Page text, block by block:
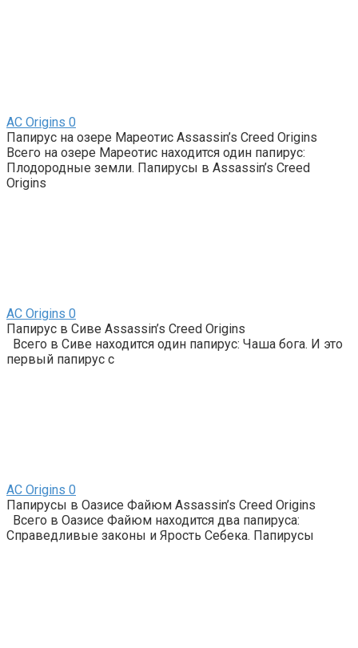
AС Origins 0
Папирус на озере Мареотис Assassin’s Creed Origins
Всего на озере Мареотис находится один папирус:
Плодородные земли. Папирусы в Assassin’s Creed
Origins
AС Origins 0
Папирус в Сиве Assassin’s Creed Origins
Всего в Сиве находится один папирус: Чаша бога. И это
первый папирус с
AС Origins 0
Папирусы в Оазисе Файюм Assassin’s Creed Origins
Всего в Оазисе Файюм находится два папируса:
Справедливые законы и Ярость Себека. Папирусы